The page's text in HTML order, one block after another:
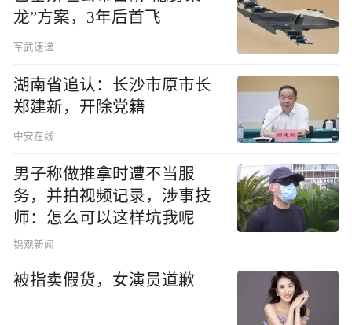
龙”方案，3年后首飞
军武速递
湖南省追认：长沙市原市长
郑建新，开除党籍
中安在线
男子称做推拿时遭不当服
务，并拍视频记录，涉事技
师：怎么可以这样坑我呢
锦观新闻
被指卖假货，女演员道歉